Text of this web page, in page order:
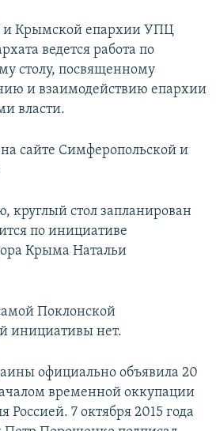
и Крымской епархии УПЦ
ведется работа по
столу, посвященному
и взаимодействию епархии
власти.
сайте Симферопольской и
круглый стол запланирован
по инициативе
Крыма Натальи
Поклонской
инициативы нет.
официально объявила 20
временной оккупации
Россией. 7 октября 2015 года